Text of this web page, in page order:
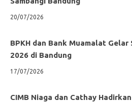
20/07/2026
BPKH dan Bank Muamalat Gelar
2026 di Bandung
17/07/2026
CIMB Niaga dan Cathay